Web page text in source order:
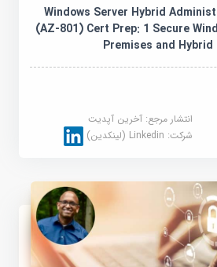
Windows Server Hybrid
(AZ-801) Cert Prep: 1 Secure
Premises and
انتشار مرجع:آخرین آپدیت
شرکت:Linkedin (لینکدین)